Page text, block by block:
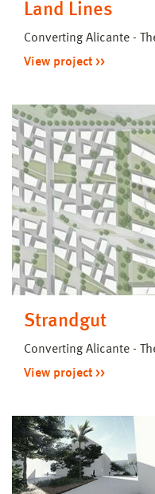
Land Lines
Converting Alicante -
View project
Strandgut
Converting Alicante -
View project